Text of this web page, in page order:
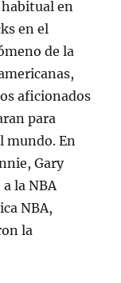
en
en el
de la
aficionados
para
mundo. En
Gary
la NBA
NBA,
la